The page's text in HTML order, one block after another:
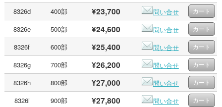
8326d
400部 ¥23,700
問い合せ
8326e
500部 ¥24,600
問い合せ
8326f
600部 ¥25,400
問い合せ
8326g
700部 ¥26,200
問い合せ
8326h
800部 ¥27,000
問い合せ
8326i
900部 ¥27,800
問い合せ